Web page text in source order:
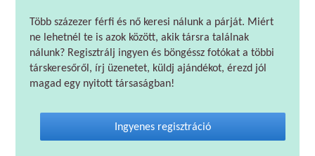
Több százezer férfi és nő keresi nálunk a párját. Miért
ne lehetnél te is azok között, akik társra találnak
nálunk? Regisztrálj ingyen és böngéssz fotókat a többi
társkeresőről, írj üzenetet, küldj ajándékot, érezd jól
magad egy nyitott társaságban!
Ingyenes regisztráció